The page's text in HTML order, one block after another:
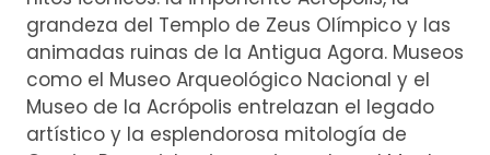
grandeza del Templo de Zeus Olímpico y las
animadas ruinas de la Antigua Agora. Museos
como el Museo Arqueológico Nacional y el
Museo de la Acrópolis entrelazan el legado
artístico y la esplendorosa mitología de